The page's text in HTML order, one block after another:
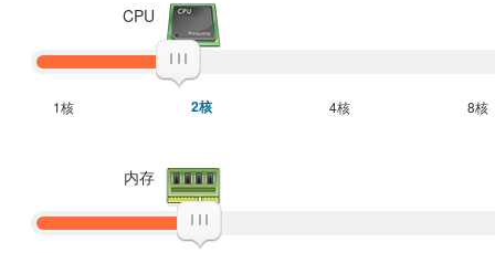
CPU
1核 2核 4核 8核
内存